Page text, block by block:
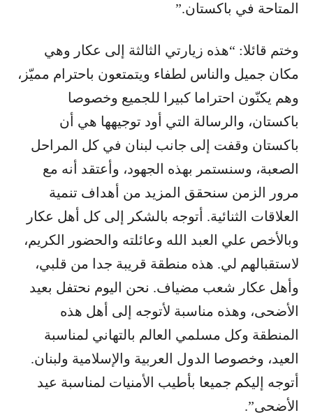
المتاحة في باكستان.”
وختم قائلا: “هذه زيارتي الثالثة إلى عكار وهي
مكان جميل والناس لطفاء ويتمتعون باحترام مميّز،
وهم يكنّون احتراما كبيرا للجميع وخصوصا
باكستان، والرسالة التي أود توجيهها هي أن
باكستان وقفت إلى جانب لبنان في كل المراحل
الصعبة، وسنستمر بهذه الجهود، وأعتقد أنه مع
مرور الزمن سنحقق المزيد من أهداف تنمية
العلاقات الثنائية. أتوجه بالشكر إلى كل أهل عكار
وبالأخص علي العبد الله وعائلته والحضور الكريم،
لاستقبالهم لي. هذه منطقة قريبة جدا من قلبي،
وأهل عكار شعب مضياف. نحن اليوم نحتفل بعيد
الأضحى، وهذه مناسبة لأتوجه إلى أهل هذه
المنطقة وكل مسلمي العالم بالتهاني لمناسبة
العيد، وخصوصا الدول العربية والإسلامية ولبنان.
أتوجه إليكم جميعا بأطيب الأمنيات لمناسبة عيد
الأضحى”.